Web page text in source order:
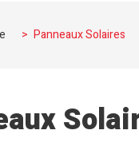
> Panneaux Solaires